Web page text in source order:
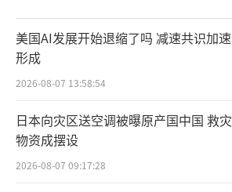
美国AI发展开始退缩了吗 减速共识加速
形成
2026-08-07 13:58:54
日本向灾区送空调被曝原产国中国 救灾
物资成摆设
2026-08-07 09:17:28